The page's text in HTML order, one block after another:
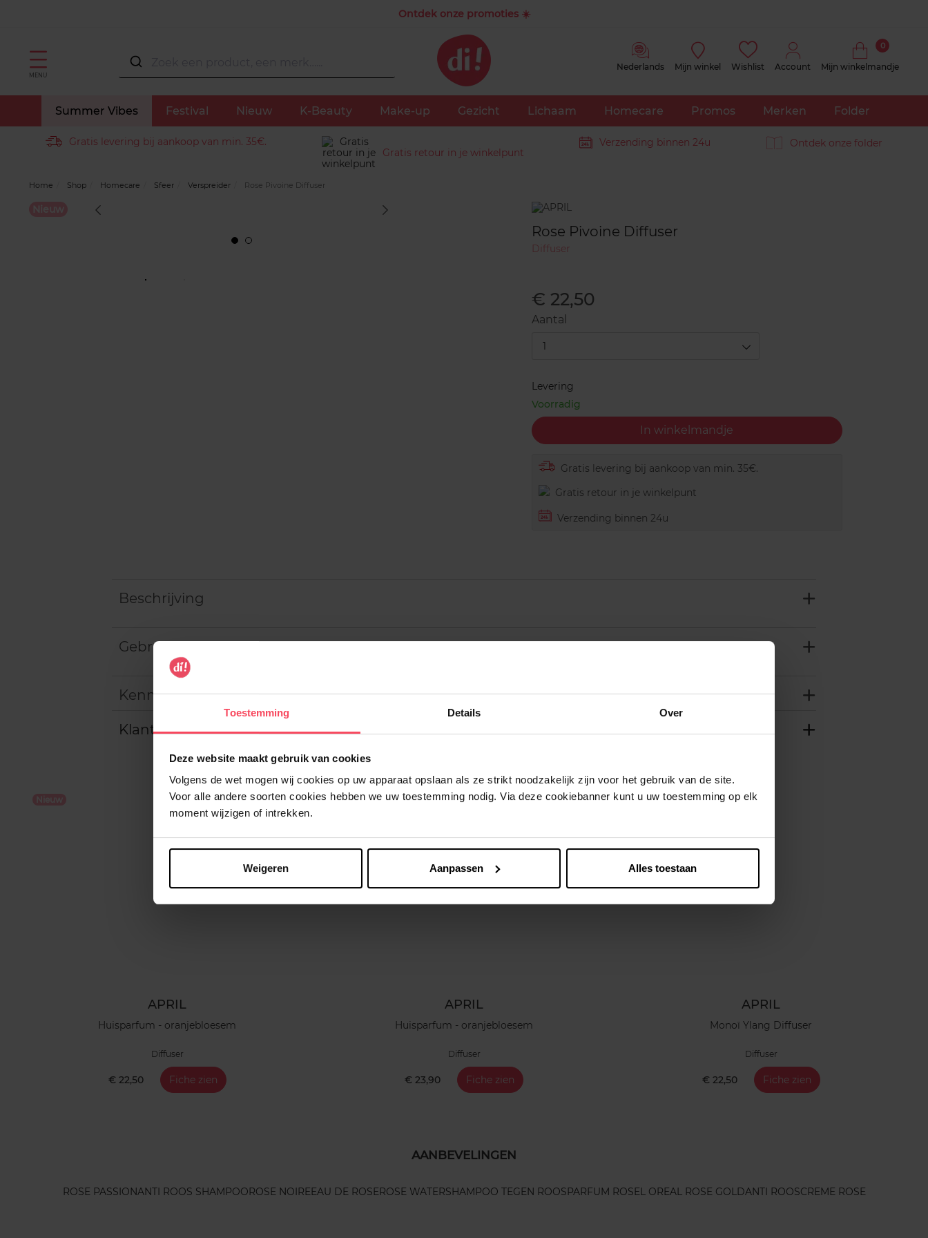
Toestemming Details Over
Deze website maakt gebruik van cookies
Volgens de wet mogen wij cookies op uw apparaat opslaan als ze strikt noodzakelijk zijn voor het gebruik van de site.
Voor alle andere soorten cookies hebben we uw toestemming nodig. Via deze cookiebanner kunt u uw toestemming op elk
moment wijzigen of intrekken.
Weigeren Aanpassen Alles toestaan
Ontdek onze promoties ☀️
MENU
Nederlands Mijn winkel Wishlist Account Mijn winkelmandje
0
Summer Vibes Festival Nieuw K-Beauty Make-up Gezicht Lichaam Homecare Promos Merken Folder
Gratis levering bij aankoop van min. 35€.
Gratis retour in je winkelpunt
Verzending binnen 24u Ontdek onze folder
Home Shop Homecare Sfeer Verspreider Rose Pivoine Diffuser
Merk
Rose Pivoine Diffuser
Diffuser
€ 22,50
Aantal
1
Levering
Voorradig
In winkelmandje
Gratis levering bij aankoop van min. 35€.
Gratis retour in je winkelpunt
Verzending binnen 24u
Beschrijving
Gebruiksadvies
Kenmerken
Klantereview
Nog iets vergeten ?
APRIL
Huisparfum - oranjebloesem
Diffuser
€ 22,50 Fiche zien
APRIL
Huisparfum - oranjebloesem
Diffuser
€ 23,90 Fiche zien
APRIL
Monoï Ylang Diffuser
Diffuser
€ 22,50 Fiche zien
AANBEVELINGEN
ROSE PASSIONANTI ROOS SHAMPOOROSE NOIREEAU DE ROSEROSE WATERSHAMPOO TEGEN ROOSPARFUM ROSEL OREAL ROSE GOLDANTI ROOSCREME ROSE